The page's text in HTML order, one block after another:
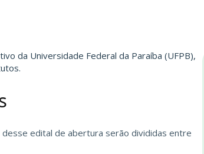
da Universidade Federal da Paraíba (UFPB),
edital de abertura serão divididas entre